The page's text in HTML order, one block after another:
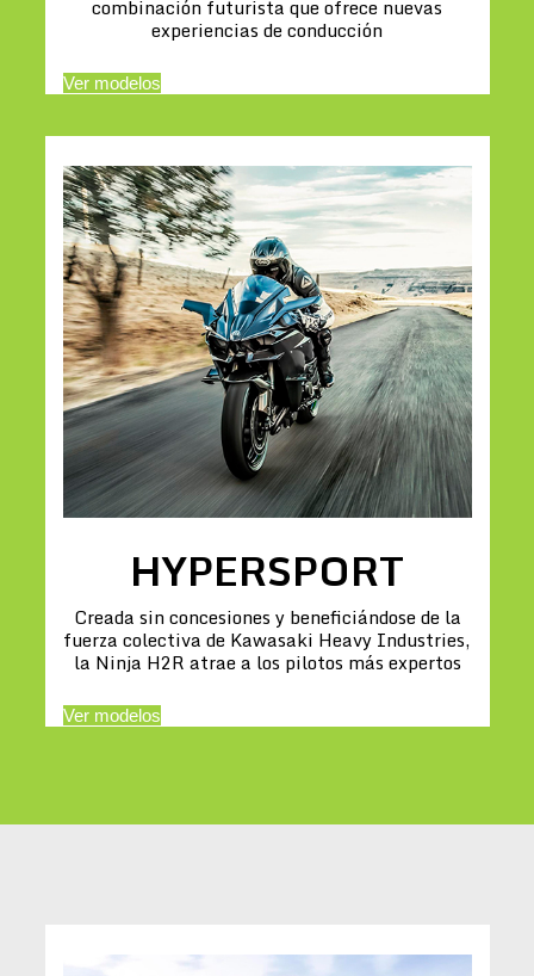
combinación futurista que ofrece nuevas
experiencias de conducción
Ver modelos
HYPERSPORT
Creada sin concesiones y beneficiándose de la
fuerza colectiva de Kawasaki Heavy Industries,
la Ninja H2R atrae a los pilotos más expertos
Ver modelos